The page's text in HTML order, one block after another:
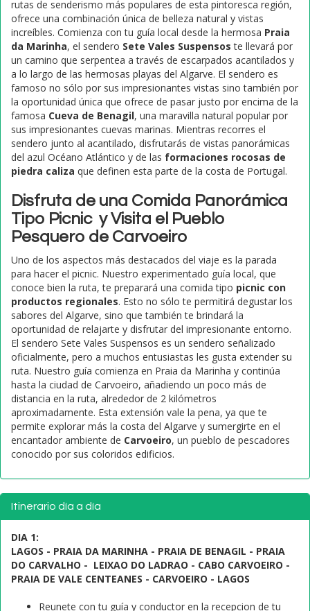
rutas de senderismo más populares de esta pintoresca región,
ofrece una combinación única de belleza natural y vistas
increíbles. Comienza con tu guía local desde la hermosa Praia
da Marinha, el sendero Sete Vales Suspensoste llevará por
un camino que serpentea a través de escarpados acantilados y
a lo largo de las hermosas playas del Algarve. El sendero es
famoso no sólo por sus impresionantes vistas sino también por
la oportunidad única que ofrece de pasar justo por encima de la
famosa Cueva de Benagil, una maravilla natural popular por
sus impresionantes cuevas marinas. Mientras recorres el
sendero junto al acantilado, disfrutarás de vistas panorámicas
del azul Océano Atlántico y de las formaciones rocosas de
piedra caliza que definen esta parte de la costa de Portugal.
Disfruta de una Comida Panorámica
Tipo Picnic y Visita el Pueblo
Pesquero de Carvoeiro
Uno de los aspectos más destacados del viaje es la parada
para hacer el picnic. Nuestro experimentado guía local, que
conoce bien la ruta, te preparará una comida tipo picnic con
productos regionales. Esto no sólo te permitirá degustar los
sabores del Algarve, sino que también te brindará la
oportunidad de relajarte y disfrutar del impresionante entorno.
El sendero Sete Vales Suspensos es un sendero señalizado
oficialmente, pero a muchos entusiastas les gusta extender su
ruta. Nuestro guía comienza en Praia da Marinha y continúa
hasta la ciudad de Carvoeiro, añadiendo un poco más de
distancia en la ruta, alrededor de 2 kilómetros
aproximadamente. Esta extensión vale la pena, ya que te
permite explorar más la costa del Algarve y sumergirte en el
encantador ambiente de Carvoeiro, un pueblo de pescadores
conocido por sus coloridos edificios.
Itinerario día a día
DIA 1:
LAGOS - PRAIA DA MARINHA - PRAIA DE BENAGIL - PRAIA
DO CARVALHO - LEIXAO DO LADRAO - CABO CARVOEIRO -
PRAIA DE VALE CENTEANES - CARVOEIRO - LAGOS
Reunete con tu guía y conductor en la recepcion de tu